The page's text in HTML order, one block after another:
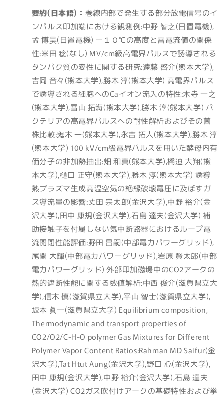
要約(日本語)： 巻線内部で発生する部分放電信号のイ
ンパルス印加端における観測例:中野 智之(日置電機),
孟 博昊(日置電機) ー１０℃の高度と雷電流値の関係
性:米田 稔(なし) MV/cm級高電界パルスで誘導される
タンパク質の変性に関する研究:遠藤 啓介(熊本大学),
吉岡 音々(熊本大学),勝木 淳(熊本大学) 高電界パルス
で誘導される細胞へのCaイオン流入の特性:木寺 一之
(熊本大学),雪山 拓海(熊本大学),勝木 淳(熊本大学) バ
クテリアの高電界パルスへの耐性解析およびその菌
株比較:鬼木 一(熊本大学),永吉 拓人(熊本大学),勝木 淳
(熊本大学) 100 kV/cm級電界パルスを用いた酵母内有
価分子の非加熱抽出:畑 和真(熊本大学),橋迫 大翔(熊
本大学),樋口 正守(熊本大学),勝木 淳(熊本大学) 誘導
熱プラズマ生成高温空気の絶縁破壊電圧に及ぼすガ
ス導流量の影響:丈田 宗太郎(金沢大学),中野 裕介(金
沢大学),田中 康規(金沢大学),石島 達夫(金沢大学) 補
助接触子を付属しない気中断路器におけるループ電
流開閉性能評価:野田 昌嗣(中部電力パワーグリッド),
尾関 大輝(中部電力パワーグリッド),岩原 賢太郎(中部
電力パワーグリッド) 外部印加磁場中のCO2アークの
熱的遮断性能に関する数値解析:中西 俊介(滋賀県立大
学),信木 慎(滋賀県立大学),平山 智士(滋賀県立大学),
坂本 眞一(滋賀県立大学) Equilibrium composition,
Thermodynamic and transport properties of
CO2/O2/C-H-O polymer Gas Mixtures for Different
Polymer Vapor Content Ratios:Rahman MD Saifur(金
沢大学),Tat Htut Aung(金沢大学),野口 心(金沢大学),
田中 康規(金沢大学),中野 裕介(金沢大学),石島 達夫
(金沢大学) CO2ガス吹付けアークの基礎特性および挙